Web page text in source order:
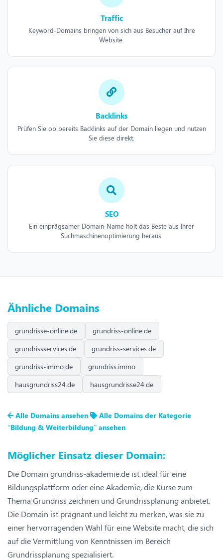
Traffic
Keyword-Domains bringen von sich aus Besucher auf Ihre
Website.
Backlinks
Prüfen Sie ob bereits Backlinks auf der Domain liegen und nutzen
Sie diese direkt.
SEO
Ein einprägsamer Domain-Name holt das Beste aus Ihrer
Suchmaschinenoptimierung heraus.
Ähnliche Domains
grundrisse-online.de
grundriss-online.de
grundrissservices.de
grundriss-services.de
grundriss-immo.de
grundriss.immo
hausgrundriss24.de
hausgrundrisse24.de
Alle Domains ansehen
Alle Domains der Kategorie
“Bildung & Weiterbildung” ansehen
Möglicher Einsatz dieser Domain:
Die Domain grundriss-akademie.de ist ideal für eine
Bildungsplattform oder eine Akademie, die Kurse zum
Thema Grundriss zeichnen und Grundrissplanung anbietet.
Die Domain ist prägnant und leicht zu merken, was sie zu
einer hervorragenden Wahl für eine Website macht, die sich
auf die Vermittlung von Kenntnissen im Bereich
Grundrissplanung spezialisiert.